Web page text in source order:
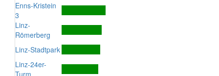
Enns-Kristein
3
Linz-
Römerberg
Linz-Stadtpark
Linz-24er-
Turm